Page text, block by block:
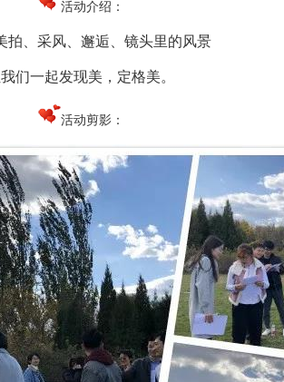
活动介绍：
拍、采风、邂逅、镜头里的风景
们一起发现美，定格美。
活动剪影：